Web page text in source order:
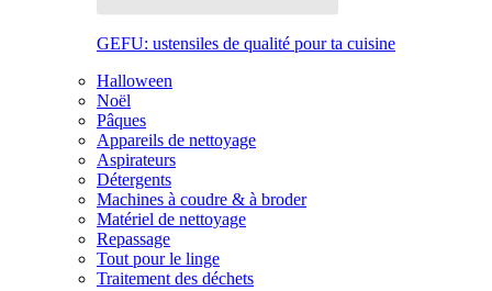
GEFU: ustensiles de qualité pour ta cuisine
Halloween
Noël
Pâques
Appareils de nettoyage
Aspirateurs
Détergents
Machines à coudre & à broder
Matériel de nettoyage
Repassage
Tout pour le linge
Traitement des déchets